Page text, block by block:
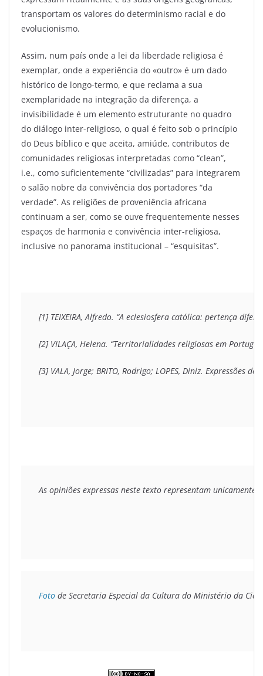
transportam os valores do determinismo racial e do
evolucionismo.
Assim, num país onde a lei da liberdade religiosa é
exemplar, onde a experiência do «outro» é um dado
histórico de longo-termo, e que reclama a sua
exemplaridade na integração da diferença, a
invisibilidade é um elemento estruturante no quadro
do diálogo inter-religioso, o qual é feito sob o princípio
do Deus bíblico e que aceita, amiúde, contributos de
comunidades religiosas interpretadas como “clean”,
i.e., como suficientemente “civilizadas” para integrarem
o salão nobre da convivência dos portadores “da
verdade”. As religiões de proveniência africana
continuam a ser, como se ouve frequentemente nesses
espaços de harmonia e convivência inter-religiosa,
inclusive no panorama institucional – “esquisitas”.
[1] TEIXEIRA, Alfredo. “A eclesiosfera católica: pertença
[2] VILAÇA, Helena. “Territorialidades religiosas em
[3] VALA, Jorge; BRITO, Rodrigo; LOPES, Diniz. Expressões
As opiniões expressas neste texto representam
Foto de Secretaria Especial da Cultura do Ministério da